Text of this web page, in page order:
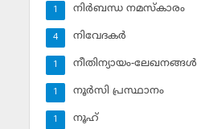
നിര്‍ബന്ധ നമസ്‌കാരം
1
നിവേദകര്‍
4
നീതിന്യായം-ലേഖനങ്ങള്‍
1
നൂര്‍സി പ്രസ്ഥാനം
1
നൂഹ്‌
1